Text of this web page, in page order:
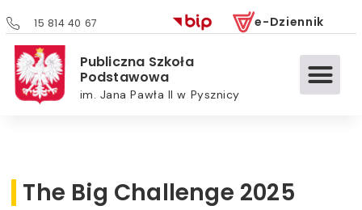
15 814 40 67 e-Dziennik
Publiczna Szkoła
Podstawowa
im. Jana Pawła II w Pysznicy
The Big Challenge 2025